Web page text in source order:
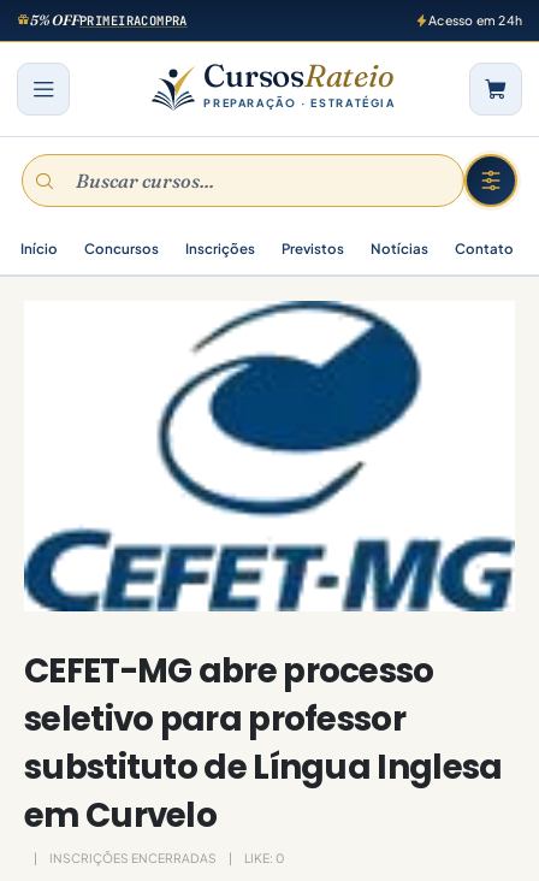
5% OFFPRIMEIRACOMPRA Acesso em 24h
CursosRateio
PREPARAÇÃO · ESTRATÉGIA
Início Concursos Inscrições Previstos Notícias Contato
CEFET-MG abre processo
seletivo para professor
substituto de Língua Inglesa
em Curvelo
INSCRIÇÕES ENCERRADAS LIKE: 0